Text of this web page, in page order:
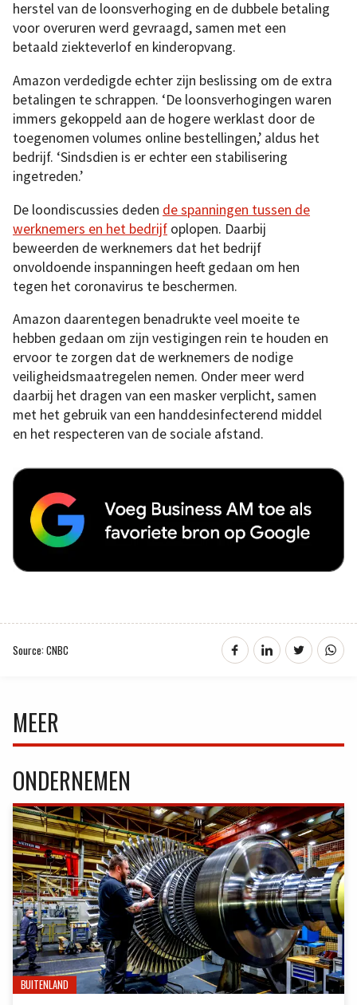
herstel van de loonsverhoging en de dubbele betaling
voor overuren werd gevraagd, samen met een
betaald ziekteverlof en kinderopvang.
Amazon verdedigde echter zijn beslissing om de extra
betalingen te schrappen. ‘De loonsverhogingen waren
immers gekoppeld aan de hogere werklast door de
toegenomen volumes online bestellingen,’ aldus het
bedrijf. ‘Sindsdien is er echter een stabilisering
ingetreden.’
De loondiscussies deden de spanningen tussen de
werknemers en het bedrijf oplopen. Daarbij
beweerden de werknemers dat het bedrijf
onvoldoende inspanningen heeft gedaan om hen
tegen het coronavirus te beschermen.
Amazon daarentegen benadrukte veel moeite te
hebben gedaan om zijn vestigingen rein te houden en
ervoor te zorgen dat de werknemers de nodige
veiligheidsmaatregelen nemen. Onder meer werd
daarbij het dragen van een masker verplicht, samen
met het gebruik van een handdesinfecterend middel
en het respecteren van de sociale afstand.
Source: CNBC
MEER
ONDERNEMEN
BUITENLAND